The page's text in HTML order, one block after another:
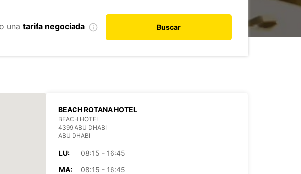
una tarifa negociada Buscar
BEACH ROTANA HOTEL
BEACH HOTEL
4399 ABU DHABI
ABU DHABI
LU:
08:15 - 16:45
MA:
08:15 - 16:45